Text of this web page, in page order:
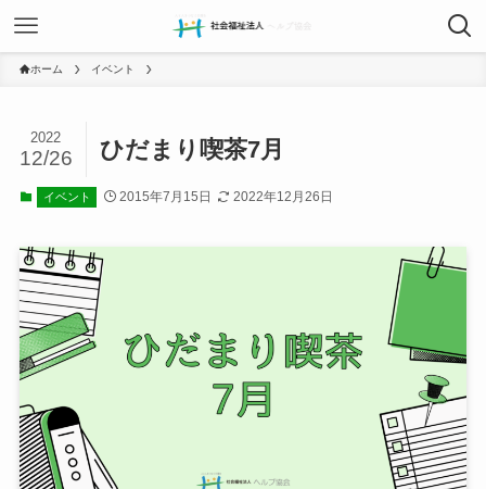
ホーム イベント
ひだまり喫茶7月
2022
12/26
イベント 2015年7月15日 2022年12月26日